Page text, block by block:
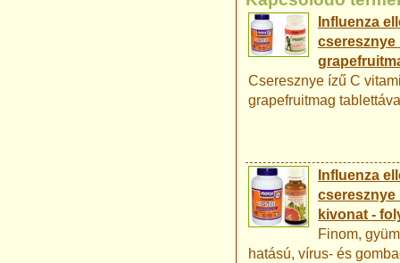
Influenza
cseresznye
Cseresznye ízű C
grapefruitmag
Influenza
cseresznye
kivonat -
Finom,
hatású, vírus- és